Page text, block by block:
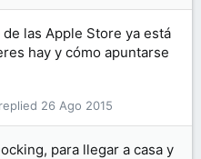
de las Apple Store ya está
hay y cómo apuntarse
26 Ago 2015
para llegar a casa y